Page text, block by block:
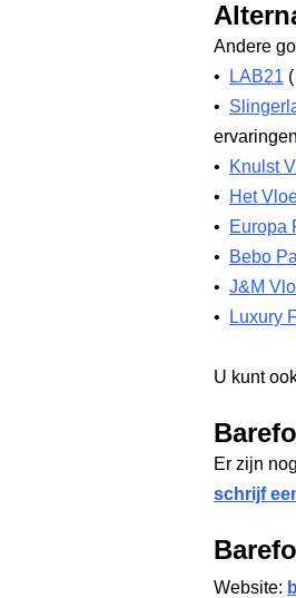
Andere
•
LAB21 (
•
ervaringen
•
Knulst
•
Het
•
Europa
•
Bebo
• J&M
•
Luxury
U kunt
Er zijn
schrijf
Website: